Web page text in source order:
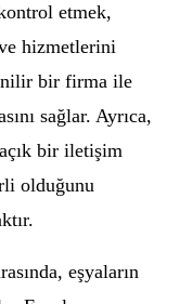
etmek,
hizmetlerini
bir firma ile
sağlar. Ayrıca,
bir iletişim
olduğunu
eşyaların